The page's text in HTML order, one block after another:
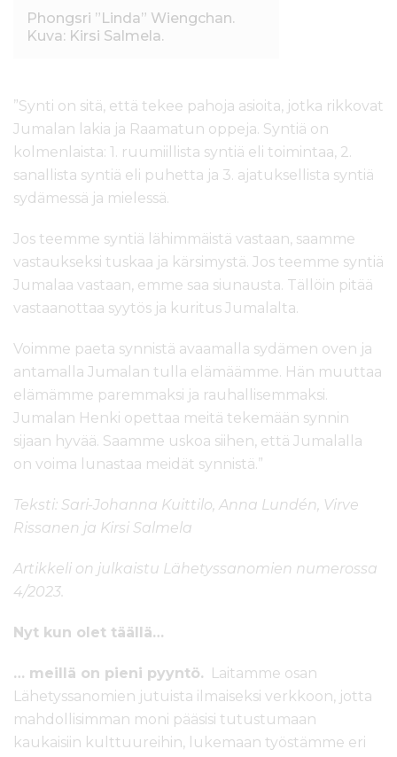
Phongsri ”Linda” Wiengchan.
Kuva: Kirsi Salmela.
”Synti on sitä, että tekee pahoja asioita, jotka rikkovat
Jumalan lakia ja Raamatun oppeja. Syntiä on
kolmenlaista: 1. ruumiillista syntiä eli toimintaa, 2.
sanallista syntiä eli puhetta ja 3. ajatuksellista syntiä
sydämessä ja mielessä.
Jos teemme syntiä lähimmäistä vastaan, saamme
vastaukseksi tuskaa ja kärsimystä. Jos teemme syntiä
Jumalaa vastaan, emme saa siunausta. Tällöin pitää
vastaanottaa syytös ja kuritus Jumalalta.
Voimme paeta synnistä avaamalla sydämen oven ja
antamalla Jumalan tulla elämäämme. Hän muuttaa
elämämme paremmaksi ja rauhallisemmaksi.
Jumalan Henki opettaa meitä tekemään synnin
sijaan hyvää. Saamme uskoa siihen, että Jumalalla
on voima lunastaa meidät synnistä.”
Teksti: Sari-Johanna Kuittilo, Anna Lundén, Virve
Rissanen ja Kirsi Salmela
Artikkeli on julkaistu Lähetyssanomien numerossa
4/2023.
Nyt kun olet täällä…
… meillä on pieni pyyntö. Laitamme osan
Lähetyssanomien jutuista ilmaiseksi verkkoon, jotta
mahdollisimman moni pääsisi tutustumaan
kaukaisiin kulttuureihin, lukemaan työstämme eri